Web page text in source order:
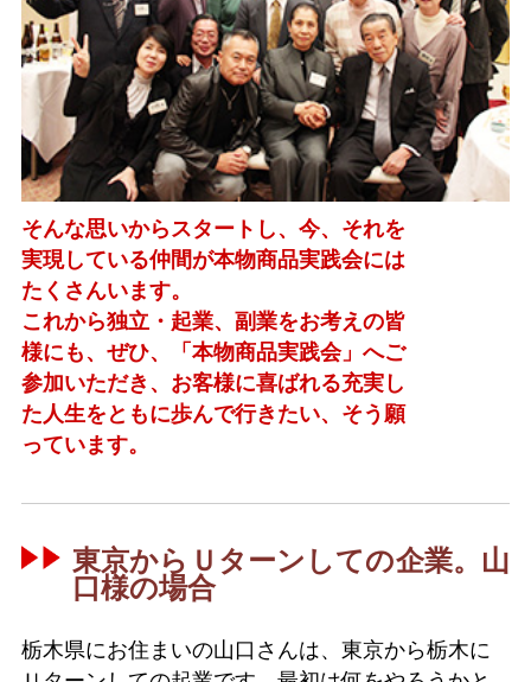
そんな思いからスタートし、今、それを
実現している仲間が本物商品実践会には
たくさんいます。
これから独立・起業、副業をお考えの皆
様にも、ぜひ、「本物商品実践会」へご
参加いただき、お客様に喜ばれる充実し
た人生をともに歩んで行きたい、そう願
っています。
東京からＵターンしての企業。山
口様の場合
栃木県にお住まいの山口さんは、東京から栃木に